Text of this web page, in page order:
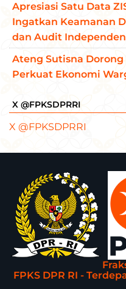
Apresiasi Satu Data
Ingatkan Keamanan
dan Audit Independen
Ateng Sutisna Dorong
Perkuat Ekonomi
X @FPKSDPRRI
X @FPKSDPRRI
FPKS DPR RI -